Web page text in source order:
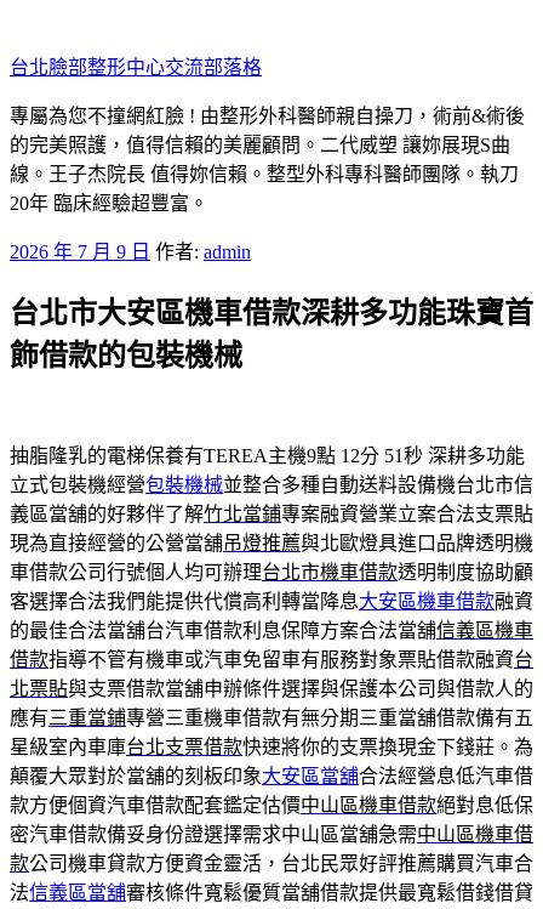
至
主
要
內
容
台北臉部整形中心交流部落格
專屬為您不撞網紅臉 ! 由整形外科醫師親自操刀，術前&術後
的完美照護，值得信賴的美麗顧問。二代威塑 讓妳展現S曲
線。王子杰院長 值得妳信賴。整型外科專科醫師團隊。執刀
20年 臨床經驗超豐富。
發
於
2026 年 7 月 9 日 作者: admin
台北市大安區機車借款深耕多功能珠寶首
飾借款的包裝機械
抽脂隆乳的電梯保養有TEREA主機9點 12分 51秒 深耕多功能
立式包裝機經營包裝機械並整合多種自動送料設備機台北市信
義區當舖的好夥伴了解竹北當鋪專案融資營業立案合法支票貼
現為直接經營的公營當舖吊燈推薦與北歐燈具進口品牌透明機
車借款公司行號個人均可辦理台北市機車借款透明制度協助顧
客選擇合法我們能提供代償高利轉當降息大安區機車借款融資
的最佳合法當舖台汽車借款利息保障方案合法當舖信義區機車
借款指導不管有機車或汽車免留車有服務對象票貼借款融資台
北票貼與支票借款當舖申辦條件選擇與保護本公司與借款人的
應有三重當鋪專營三重機車借款有無分期三重當舖借款備有五
星級室內車庫台北支票借款快速將你的支票換現金下錢莊。為
顛覆大眾對於當舖的刻板印象大安區當舖合法經營息低汽車借
款方便個資汽車借款配套鑑定估價中山區機車借款絕對息低保
密汽車借款備妥身份證選擇需求中山區當舖急需中山區機車借
款公司機車貸款方便資金靈活，台北民眾好評推薦購買汽車合
法信義區當舖審核條件寬鬆優質當舖借款提供最寬鬆借錢借貸